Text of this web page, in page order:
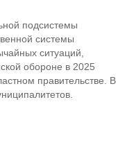
подсистемы
системы
ситуаций,
обороне в 2025
правительстве. В